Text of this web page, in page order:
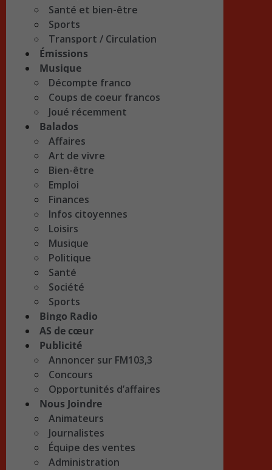
Santé et bien-être
Sports
Transport / Circulation
Émissions
Musique
Décompte franco
Coups de coeur francos
Joué récemment
Balados
Affaires
Art de vivre
Bien-être
Emploi
Finances
Infos citoyennes
Loisirs
Musique
Politique
Santé
Société
Sports
Bingo Radio
AS de cœur
Publicité
Annoncer sur FM103,3
Concours
Opportunités d’affaires
Nous Joindre
Animateurs
Journalistes
Équipe des ventes
Administration